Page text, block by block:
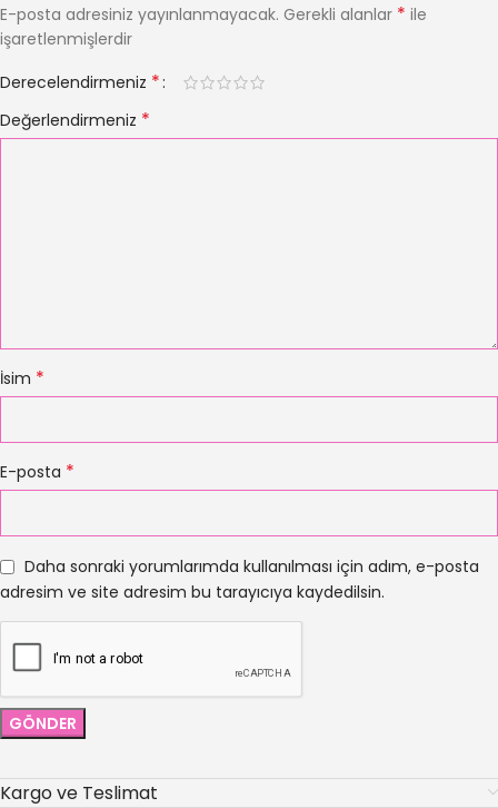
E-posta adresiniz yayınlanmayacak. Gerekli alanlar * ile
işaretlenmişlerdir
Derecelendirmeniz *
Değerlendirmeniz *
İsim *
E-posta *
Daha sonraki yorumlarımda kullanılması için adım, e-posta
adresim ve site adresim bu tarayıcıya kaydedilsin.
Kargo ve Teslimat